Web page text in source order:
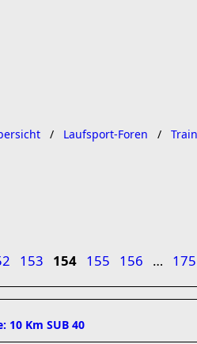
Laufsport-Foren
153 154 155 156 … 175
10 Km SUB 40